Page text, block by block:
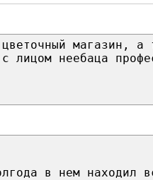
магазин, а
неебаца
в нем находил